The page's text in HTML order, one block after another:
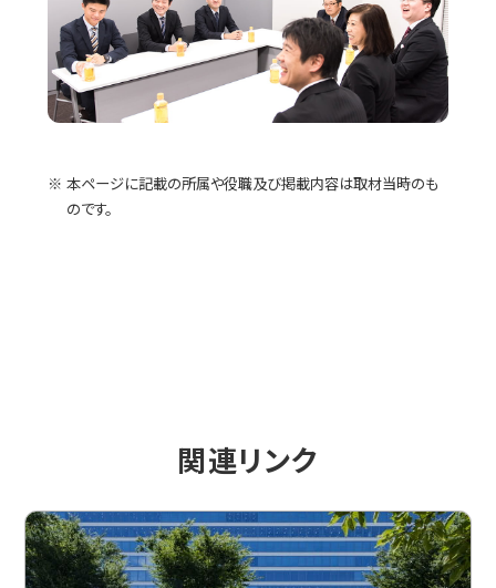
本ページに記載の所属や役職及び掲載内容は取材当時のも
のです。
関連リンク